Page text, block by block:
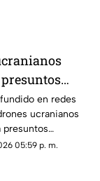
durante
en redes
ucranianos
presuntos
antes de un
05:59 p. m.